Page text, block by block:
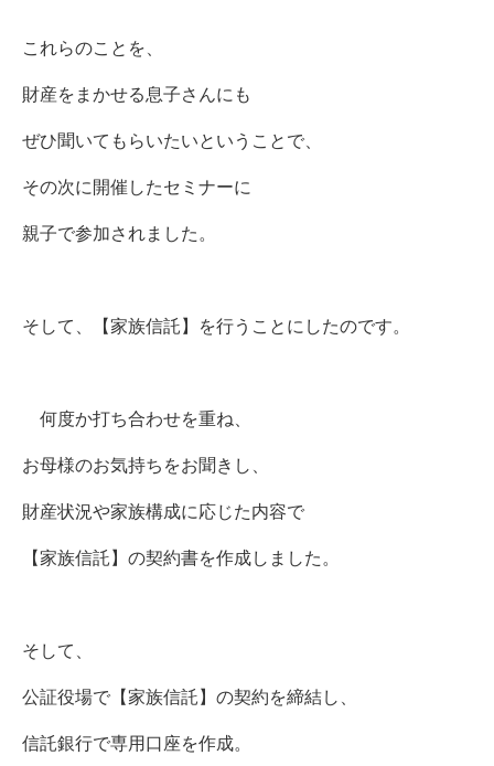
これらのことを、
財産をまかせる息子さんにも
ぜひ聞いてもらいたいということで、
その次に開催したセミナーに
親子で参加されました。
そして、【家族信託】を行うことにしたのです。
何度か打ち合わせを重ね、
お母様のお気持ちをお聞きし、
財産状況や家族構成に応じた内容で
【家族信託】の契約書を作成しました。
そして、
公証役場で【家族信託】の契約を締結し、
信託銀行で専用口座を作成。